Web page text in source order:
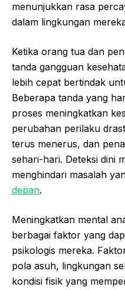
menunjukkan rasa
dalam lingkungan
Ketika orang tua dan
tanda gangguan
lebih cepat bertindak
Beberapa tanda yang
proses meningkatkan
perubahan perilaku
terus menerus, dan
sehari-hari. Deteksi dini
menghindari masalah
depan.
Meningkatkan mental
berbagai faktor yang
psikologis mereka.
pola asuh, lingkungan
kondisi fisik yang